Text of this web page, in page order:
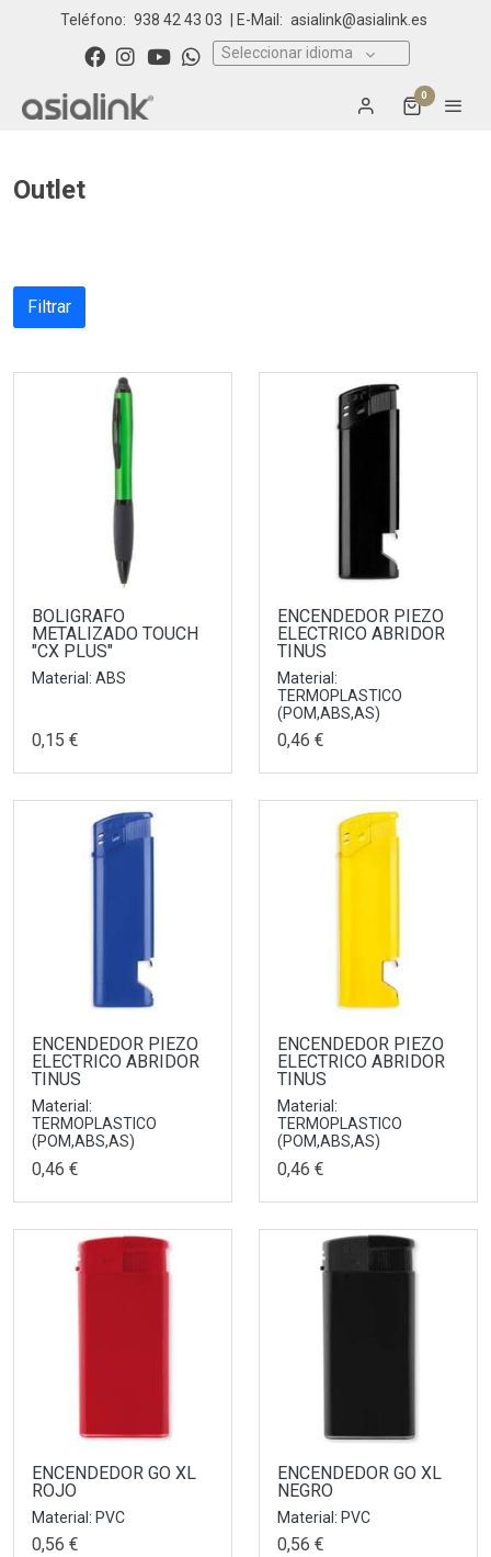
Teléfono: 938 42 43 03 | E-Mail: asialink@asialink.es
Seleccionar idioma
0
Outlet
Filtrar
BOLIGRAFO
METALIZADO TOUCH
"CX PLUS"
Material: ABS
0,15 €
ENCENDEDOR PIEZO
ELECTRICO ABRIDOR
TINUS
Material:
TERMOPLASTICO
(POM,ABS,AS)
0,46 €
ENCENDEDOR PIEZO
ELECTRICO ABRIDOR
TINUS
Material:
TERMOPLASTICO
(POM,ABS,AS)
0,46 €
ENCENDEDOR PIEZO
ELECTRICO ABRIDOR
TINUS
Material:
TERMOPLASTICO
(POM,ABS,AS)
0,46 €
ENCENDEDOR GO XL
ROJO
Material: PVC
0,56 €
ENCENDEDOR GO XL
NEGRO
Material: PVC
0,56 €